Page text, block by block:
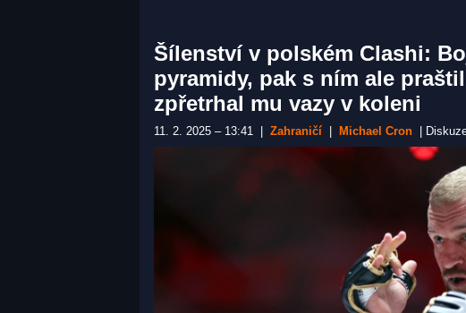
Šílenství v polském Clashi:
pyramidy, pak s ním ale
zpřetrhal mu vazy v koleni
11. 2. 2025 – 13:41 Zahraničí Michael Cron